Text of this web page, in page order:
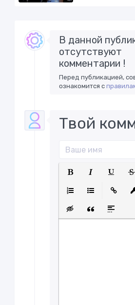
В данной
отсутствуют
комментарии !
Перед публикацией,
ознакомится с
Твой
ВставкаВставка